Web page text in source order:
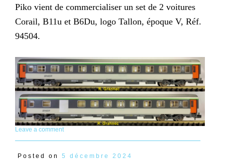
Piko vient de commercialiser un set de 2 voitures
Corail, B11u et B6Du, logo Tallon, époque V, Réf.
94504.
Leave a comment
Posted on 5 décembre 2024